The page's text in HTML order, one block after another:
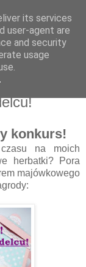
konkursy.
konkurs!
na moich
herbatki? Pora
majówkowego
its services
user-agent are
and security
usage